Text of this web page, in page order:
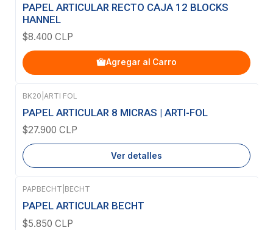
PAPEL ARTICULAR RECTO CAJA 12 BLOCKS
HANNEL
$8.400 CLP
Agregar al Carro
Agotado
BK20 ARTI FOL
PAPEL ARTICULAR 8 MICRAS | ARTI-FOL
$27.900 CLP
Ver detalles
Agotado
PAPBECHT BECHT
PAPEL ARTICULAR BECHT
$5.850 CLP